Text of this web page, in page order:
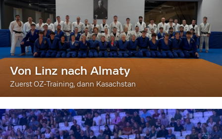
Von Linz nach Almaty
Zuerst OZ-Training, dann Kasachstan